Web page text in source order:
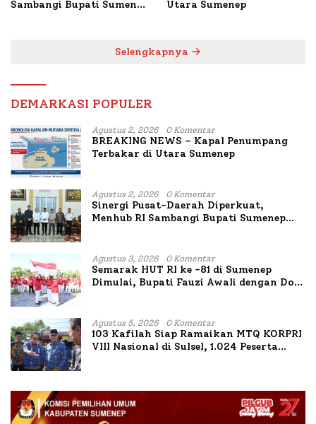
Sambangi Bupati Sumenep
Utara Sumenep
Selengkapnya
DEMARKASI POPULER
Agustus 2, 2026 0 Komentar
BREAKING NEWS – Kapal Penumpang
Terbakar di Utara Sumenep
Agustus 2, 2026 0 Komentar
Sinergi Pusat-Daerah Diperkuat,
Menhub RI Sambangi Bupati Sumenep
Agustus 3, 2026 0 Komentar
Semarak HUT RI ke -81 di Sumenep
Dimulai, Bupati Fauzi Awali dengan Doa
Agustus 5, 2026 0 Komentar
103 Kafilah Siap Ramaikan MTQ KORPRI
VIII Nasional di Sulsel, 1.024 Peserta